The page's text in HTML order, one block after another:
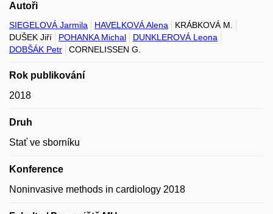
Autoři
SIEGELOVÁ Jarmila HAVELKOVÁ Alena
KRÁBKOVÁ M.
DUŠEK Jiří
POHANKA Michal
DUNKLEROVÁ Leona
DOBŠÁK Petr
CORNELISSEN G.
Rok publikování
2018
Druh
Stať ve sborníku
Konference
Noninvasive methods in cardiology 2018